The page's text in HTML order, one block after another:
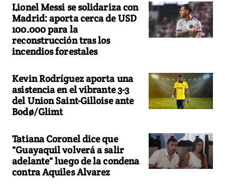
Lionel Messi se solidariza con
Madrid: aporta cerca de USD
100.000 para la
reconstrucción tras los
incendios forestales
Kevin Rodríguez aporta una
asistencia en el vibrante 3-3
del Union Saint-Gilloise ante
Bodø/Glimt
Tatiana Coronel dice que
"Guayaquil volverá a salir
adelante" luego de la condena
contra Aquiles Alvarez